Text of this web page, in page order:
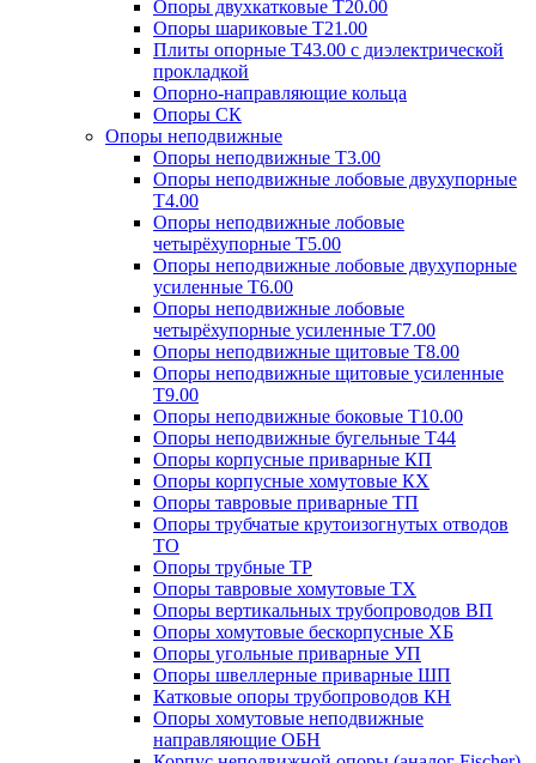
Опоры двухкатковые Т20.00
Опоры шариковые Т21.00
Плиты опорные Т43.00 с диэлектрической
прокладкой
Опорно-направляющие кольца
Опоры СК
Опоры неподвижные
Опоры неподвижные Т3.00
Опоры неподвижные лобовые двухупорные
Т4.00
Опоры неподвижные лобовые
четырёхупорные Т5.00
Опоры неподвижные лобовые двухупорные
усиленные Т6.00
Опоры неподвижные лобовые
четырёхупорные усиленные Т7.00
Опоры неподвижные щитовые Т8.00
Опоры неподвижные щитовые усиленные
Т9.00
Опоры неподвижные боковые Т10.00
Опоры неподвижные бугельные Т44
Опоры корпусные приварные КП
Опоры корпусные хомутовые КХ
Опоры тавровые приварные ТП
Опоры трубчатые крутоизогнутых отводов
ТО
Опоры трубные ТР
Опоры тавровые хомутовые ТХ
Опоры вертикальных трубопроводов ВП
Опоры хомутовые бескорпусные ХБ
Опоры угольные приварные УП
Опоры швеллерные приварные ШП
Катковые опоры трубопроводов КН
Опоры хомутовые неподвижные
направляющие ОБН